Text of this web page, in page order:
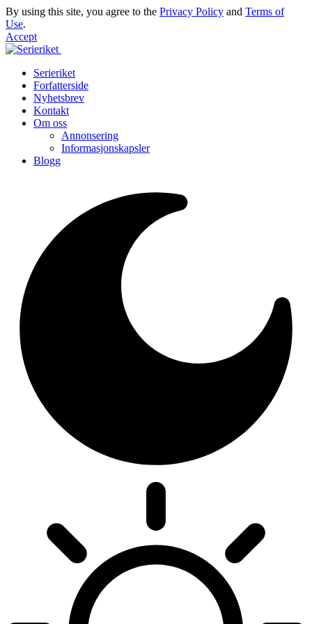
By using this site, you agree to the Privacy Policy and Terms of
Use.
Accept
Serieriket
Forfatterside
Nyhetsbrev
Kontakt
Om oss
Annonsering
Informasjonskapsler
Blogg